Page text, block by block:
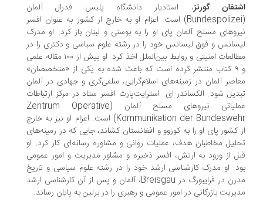
گورتز
، استادیار دانشگاه پلیس فدرال آلمان
(Bundespolizei) است. اعزام او به خارج از کشور به عنوان افسر
مسلح آلمان پای او را به بوسنی و لبنان باز کرد. او مدرک
و فوق لیسانس خود را در رشته علوم سیاسی و دکتری را در
مطالعات امنیتی و روابط بین‌الملل اخذ کرد. او بیش از ۱۰۰ مقاله علمی
و ۹ کتاب منتشر کرده است که باعث شده به یکی از «متخصصان»
آلمان در زمینه‌های اسلام‌گرایی، سلفی‌گری و جهادی در آلمان
شود. الکساندر ای. استرایت‌پارث افسر ستاد در مرکز ارتباطات
عملیاتی نیروهای مسلح آلمان (Zentrum Operative
Kommunikation der Bundeswehr) است. اعزام او نیز به خارج
کشور پای او را به کوزوو و افغانستان کشاند، جایی که در زمینه‌های
مخاطبان هدف، عملیات روانی و مشاوره رسانه‌ای کار کرد. او
از ورود به ارتش، افسر ذخیره و مشاور مدیریت و امور عمومی
او مدرک کارشناسی ارشد خود را در رشته علوم سیاسی و تاریخ
مدرن در فرایبورگ در Breisgau، آلمان و پس از آن کارشناسی ارشد
بازرگانی در امور عمومی و رهبری را در برلین به پایان رساند.